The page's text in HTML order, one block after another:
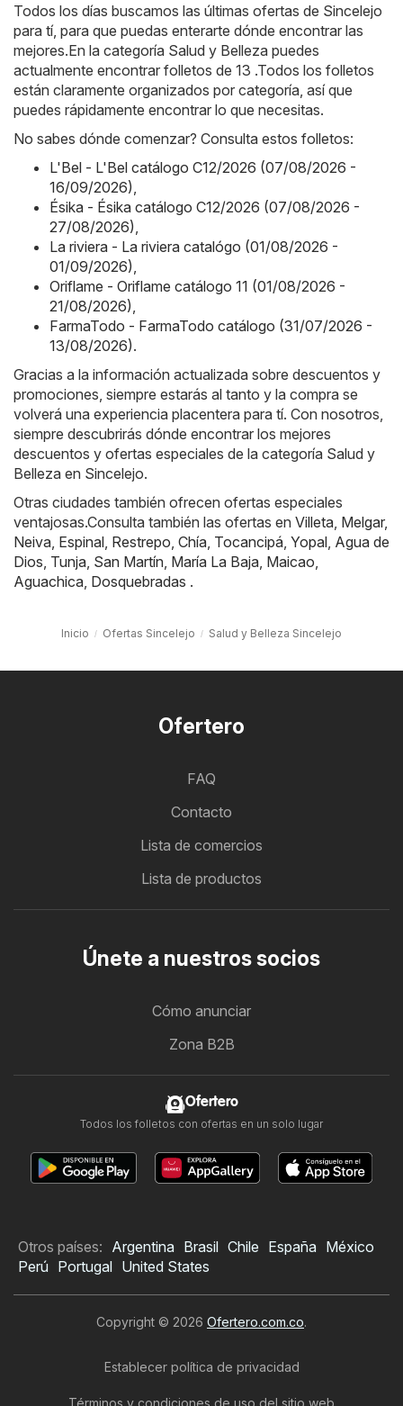
Todos los días buscamos las últimas ofertas de Sincelejo
para tí, para que puedas enterarte dónde encontrar las
mejores.En la categoría Salud y Belleza puedes
actualmente encontrar folletos de 13 .Todos los folletos
están claramente organizados por categoría, así que
puedes rápidamente encontrar lo que necesitas.
No sabes dónde comenzar? Consulta estos folletos:
L'Bel - L'Bel catálogo C12/2026 (07/08/2026 -
16/09/2026)
Ésika - Ésika catálogo C12/2026 (07/08/2026 -
27/08/2026)
La riviera - La riviera catalógo (01/08/2026 -
01/09/2026)
Oriflame - Oriflame catálogo 11 (01/08/2026 -
21/08/2026)
FarmaTodo - FarmaTodo catálogo (31/07/2026 -
13/08/2026).
Gracias a la información actualizada sobre descuentos y
promociones, siempre estarás al tanto y la compra se
volverá una experiencia placentera para tí. Con nosotros,
siempre descubrirás dónde encontrar los mejores
descuentos y ofertas especiales de la categoría Salud y
Belleza en Sincelejo.
Otras ciudades también ofrecen ofertas especiales
ventajosas.Consulta también las ofertas en Villeta Melgar,
Neiva Espinal Restrepo Chía Tocancipá Yopal Agua de
Dios Tunja San Martín María La Baja Maicao
Aguachica Dosquebradas .
Inicio Ofertas Sincelejo Salud y Belleza Sincelejo
Ofertero
FAQ
Contacto
Lista de comercios
Lista de productos
Únete a nuestros socios
Cómo anunciar
Zona B2B
Ofertero
Todos los folletos con ofertas en un solo lugar
Otros países: Argentina Brasil Chile España México
Perú Portugal United States
Copyright © 2026 Ofertero.com.co.
Establecer política de privacidad
Términos y condiciones de uso del sitio web